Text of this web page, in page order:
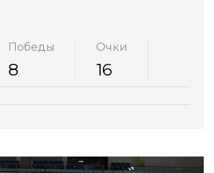
Победы
8
Очки
16